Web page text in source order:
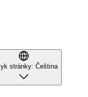
stránky: Čeština